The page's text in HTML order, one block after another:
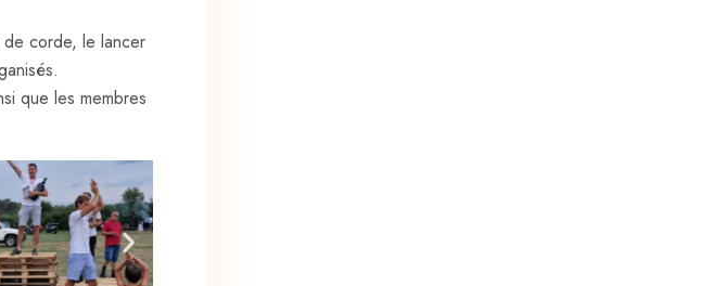
de corde, le lancer
que les membres